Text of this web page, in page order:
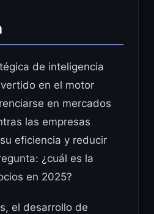
de inteligencia
en el motor
en mercados
las empresas
eficiencia y reducir
¿cuál es la
en 2025?
el desarrollo de